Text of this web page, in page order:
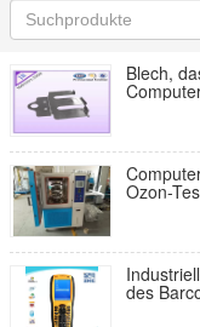
Blech,
Ozon-
des